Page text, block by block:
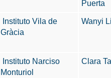
Puerta
Instituto Vila de
Gràcia
Wanyi
Instituto Narciso
Monturiol
Clara